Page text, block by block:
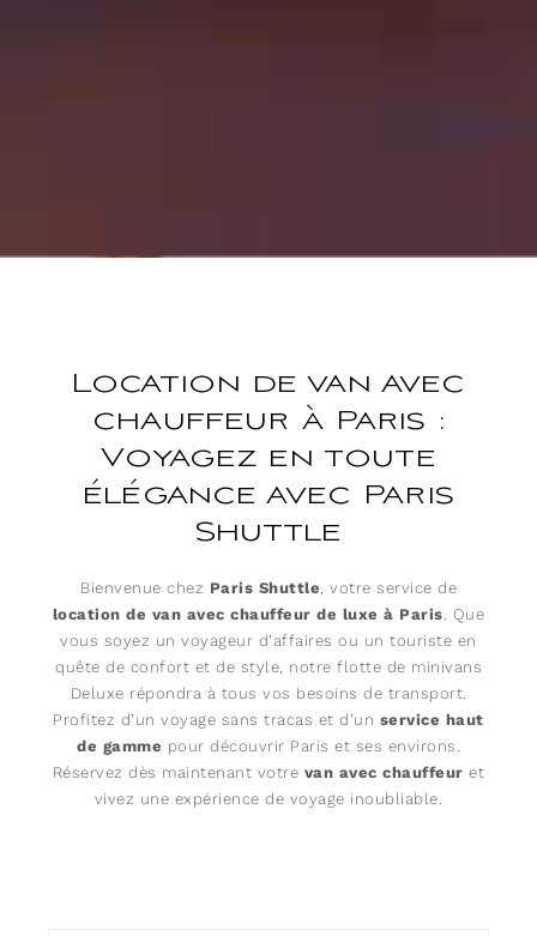
Location de van avec
chauffeur à Paris :
Voyagez en toute
élégance avec Paris
Shuttle
Bienvenue chez Paris Shuttle, votre service de
location de van avec chauffeur de luxe à Paris. Que
vous soyez un voyageur d’affaires ou un touriste en
quête de confort et de style, notre flotte de minivans
Deluxe répondra à tous vos besoins de transport.
Profitez d’un voyage sans tracas et d’un service haut
de gamme pour découvrir Paris et ses environs.
Réservez dès maintenant votre van avec chauffeur et
vivez une expérience de voyage inoubliable.